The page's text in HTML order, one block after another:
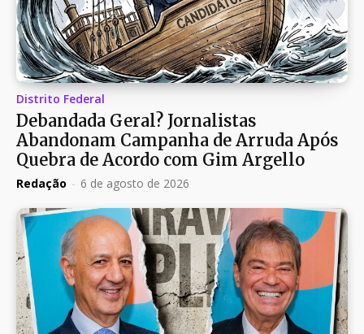
Distrito Federal
Debandada Geral? Jornalistas
Abandonam Campanha de Arruda Após
Quebra de Acordo com Gim Argello
Redação - 6 de agosto de 2026